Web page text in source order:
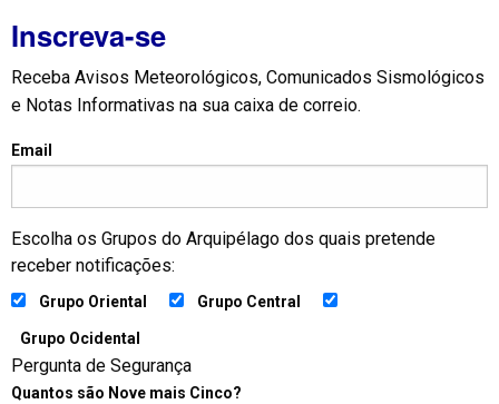
Inscreva-se
Receba Avisos Meteorológicos, Comunicados Sismológicos
e Notas Informativas na sua caixa de correio.
Email
Escolha os Grupos do Arquipélago dos quais pretende
receber notificações:
Grupo Oriental Grupo Central
Grupo Ocidental
Pergunta de Segurança
Quantos são Nove mais Cinco?